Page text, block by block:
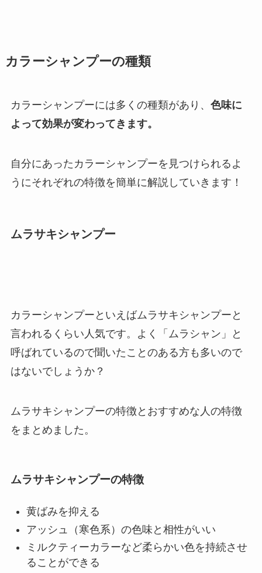
カラーシャンプーの種類
カラーシャンプーには多くの種類があり、 色味に
よって効果が変わってきます。
自分にあったカラーシャンプーを見つけられるよ
うにそれぞれの特徴を簡単に解説していきます！
ムラサキシャンプー
カラーシャンプーといえばムラサキシャンプーと
言われるくらい人気です。よく「ムラシャン」と
呼ばれているので聞いたことのある方も多いので
はないでしょうか？
ムラサキシャンプーの特徴とおすすめな人の特徴
をまとめました。
ムラサキシャンプーの特徴
黄ばみを抑える
アッシュ（寒色系）の色味と相性がいい
ミルクティーカラーなど柔らかい色を持続させ
ることができる